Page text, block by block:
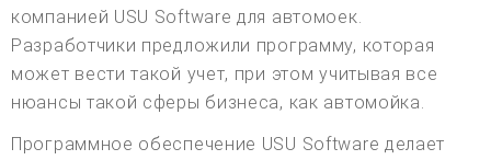
компанией USU Software для автомоек.
Разработчики предложили программу, которая
может вести такой учет, при этом учитывая все
нюансы такой сферы бизнеса, как автомойка.
Программное обеспечение USU Software делает